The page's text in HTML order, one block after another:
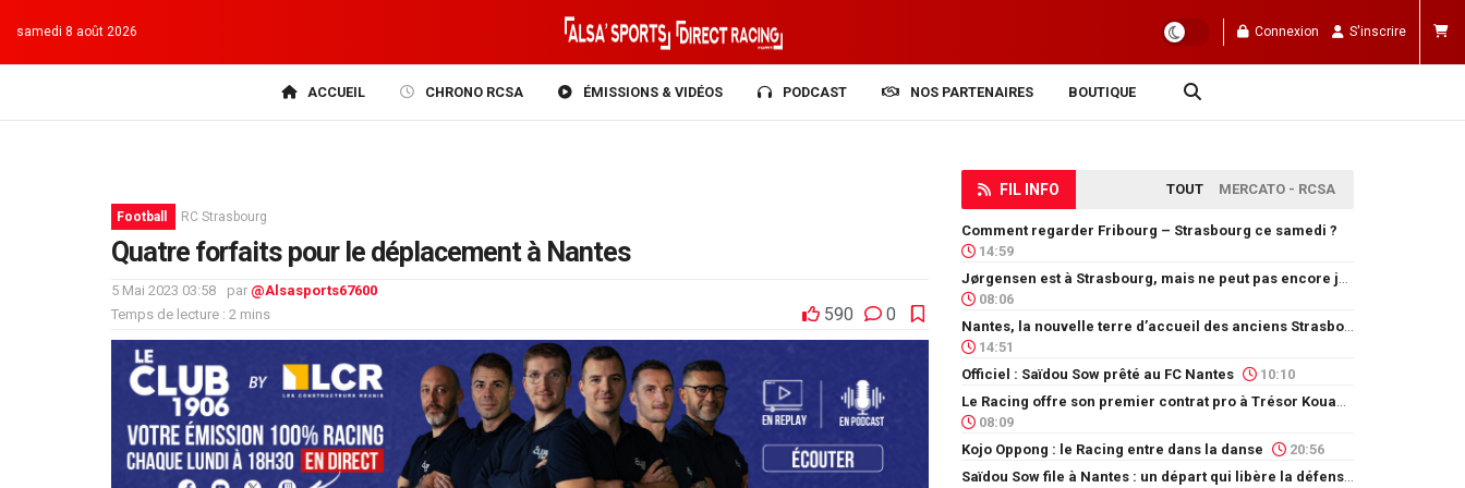
samedi 8 août 2026 Connexion S'inscrire
ACCUEIL CHRONO RCSA ÉMISSIONS & VIDÉOS PODCAST NOS PARTENAIRES BOUTIQUE
Football RC Strasbourg
Quatre forfaits pour le déplacement à Nantes
5 Mai 2023 03:58 par @Alsasports67600
Temps de lecture : 2 mins
590 0
FIL INFO TOUT MERCATO - RCSA
Comment regarder Fribourg – Strasbourg ce samedi ?
14:59
08:06
14:51
Officiel : Saïdou Sow prêté au FC Nantes
10:10
08:09
Kojo Oppong : le Racing entre dans la danse
20:56